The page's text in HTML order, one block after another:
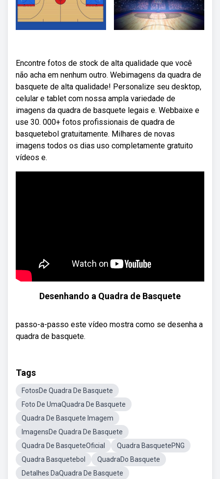
Encontre fotos de stock de alta qualidade que você
não acha em nenhum outro. Webimagens da quadra de
basquete de alta qualidade! Personalize seu desktop,
celular e tablet com nossa ampla variedade de
imagens da quadra de basquete legais e. Webbaixe e
use 30. 000+ fotos profissionais de quadra de
basquetebol gratuitamente. Milhares de novas
imagens todos os dias uso completamente gratuito
vídeos e.
Desenhando a Quadra de Basquete
passo-a-passo este vídeo mostra como se desenha a
quadra de basquete.
Tags
FotosDe Quadra De Basquete
Foto De UmaQuadra De Basquete
Quadra De Basquete Imagem
ImagensDe Quadra De Basquete
Quadra De BasqueteOficial
Quadra BasquetePNG
Quadra Basquetebol
QuadraDo Basquete
Detalhes DaQuadra De Basquete